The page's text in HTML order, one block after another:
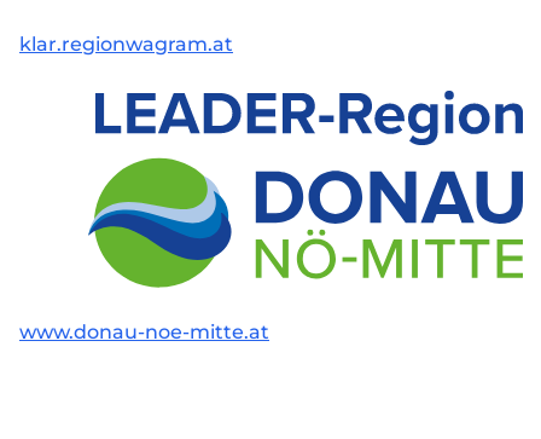
klar.regionwagram.at
www.donau-noe-mitte.at